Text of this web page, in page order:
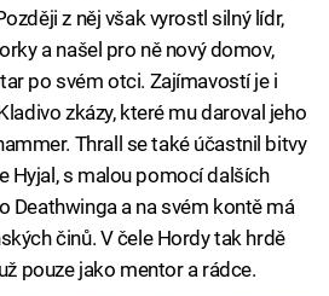
z něj však vyrostl silný lídr,
a našel pro ně nový domov,
po svém otci. Zajímavostí je i
zkázy, které mu daroval jeho
Thrall se také účastnil bitvy
Hyjal, s malou pomocí dalších
Deathwinga a na svém kontě má
činů. V čele Hordy tak hrdě
pouze jako mentor a rádce.